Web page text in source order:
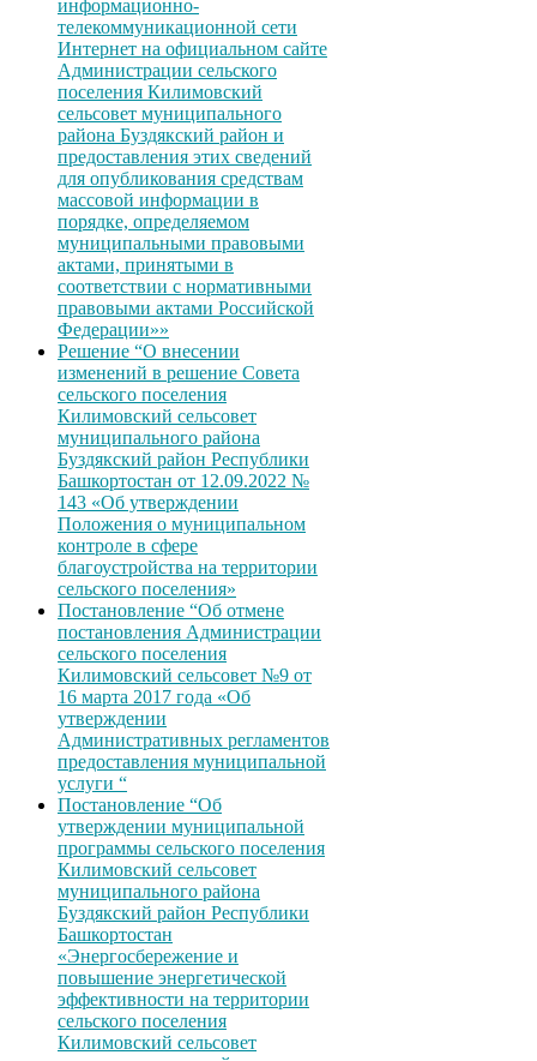
информационно-
телекоммуникационной сети
Интернет на официальном сайте
Администрации сельского
поселения Килимовский
сельсовет муниципального
района Буздякский район и
предоставления этих сведений
для опубликования средствам
массовой информации в
порядке, определяемом
муниципальными правовыми
актами, принятыми в
соответствии с нормативными
правовыми актами Российской
Федерации»»
Решение “О внесении
изменений в решение Совета
сельского поселения
Килимовский сельсовет
муниципального района
Буздякский район Республики
Башкортостан от 12.09.2022 №
143 «Об утверждении
Положения о муниципальном
контроле в сфере
благоустройства на территории
сельского поселения»
Постановление “Об отмене
постановления Администрации
сельского поселения
Килимовский сельсовет №9 от
16 марта 2017 года «Об
утверждении
Административных регламентов
предоставления муниципальной
услуги “
Постановление “Об
утверждении муниципальной
программы сельского поселения
Килимовский сельсовет
муниципального района
Буздякский район Республики
Башкортостан
«Энергосбережение и
повышение энергетической
эффективности на территории
сельского поселения
Килимовский сельсовет